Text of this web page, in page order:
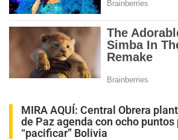
MIRA AQUÍ: Central Obrera
de Paz agenda con ocho puntos
“pacificar” Bolivia